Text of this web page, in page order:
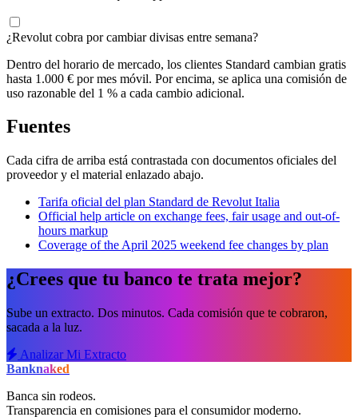
¿Revolut cobra por cambiar divisas entre semana?
Dentro del horario de mercado, los clientes Standard cambian gratis
hasta 1.000 € por mes móvil. Por encima, se aplica una comisión de
uso razonable del 1 % a cada cambio adicional.
Fuentes
Cada cifra de arriba está contrastada con documentos oficiales del
proveedor y el material enlazado abajo.
Tarifa oficial del plan Standard de Revolut Italia
Official help article on exchange fees, fair usage and out-of-
hours markup
Coverage of the April 2025 weekend fee changes by plan
¿Crees que tu banco te trata mejor?
Sube un extracto. Dos minutos. Cada comisión que te cobraron,
sacada a la luz.
Analizar Mi Extracto
Banknaked
Banca sin rodeos.
Transparencia en comisiones para el consumidor moderno.